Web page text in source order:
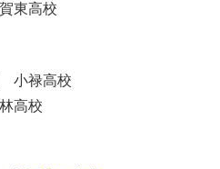
東高校
禄高校
高校